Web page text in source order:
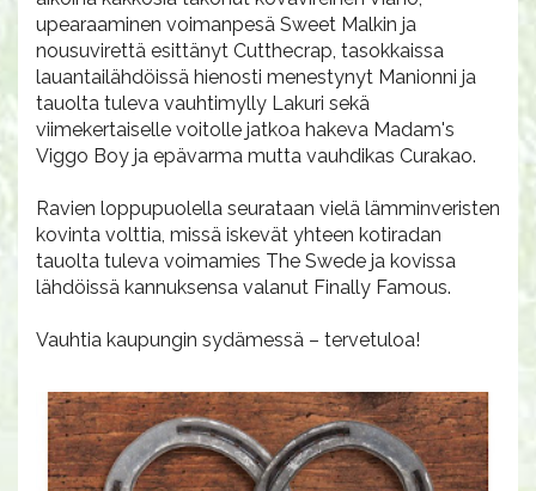
upearaaminen voimanpesä Sweet Malkin ja
nousuvirettä esittänyt Cutthecrap, tasokkaissa
lauantailähdöissä hienosti menestynyt Manionni ja
tauolta tuleva vauhtimylly Lakuri sekä
viimekertaiselle voitolle jatkoa hakeva Madam's
Viggo Boy ja epävarma mutta vauhdikas Curakao.
Ravien loppupuolella seurataan vielä lämminveristen
kovinta volttia, missä iskevät yhteen kotiradan
tauolta tuleva voimamies The Swede ja kovissa
lähdöissä kannuksensa valanut Finally Famous.
Vauhtia kaupungin sydämessä – tervetuloa!